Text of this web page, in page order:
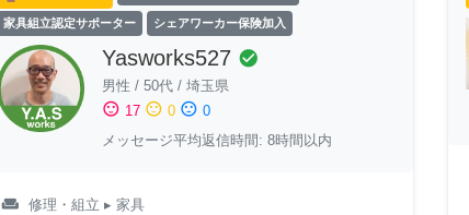
家具組立認定サポーター シェアワーカー保険加入
Yasworks527 check_circle
男性 / 50代 / 埼玉県
sentiment_satisfied 17 sentiment_neutral 0 sentiment_dissatisfied 0
メッセージ平均返信時間: 8時間以内
weekend 修理・組立 ▸ 家具